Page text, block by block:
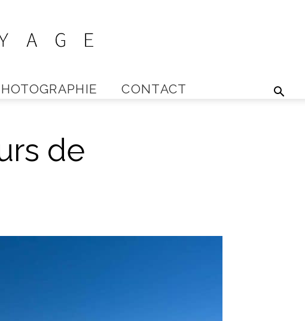
CONTACT
de